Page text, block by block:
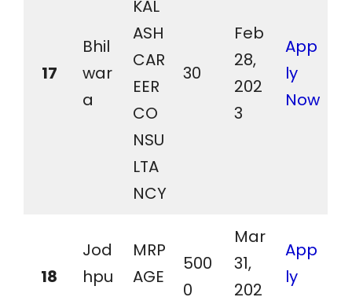
17
Bhil
war
a
KAL
ASH
CAR
EER
CO
NSU
LTA
NCY
30
Feb
28,
202
3
App
ly
Now
18
Jod
hpu
MRP
AGE
500
0
Mar
31,
202
App
ly